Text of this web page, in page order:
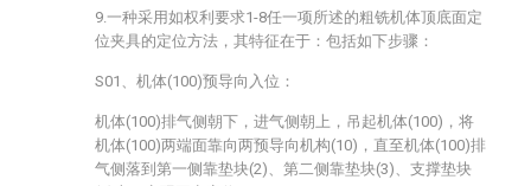
9.一种采用如权利要求1-8任一项所述的粗铣机体顶底面定
位夹具的定位方法，其特征在于：包括如下步骤：
S01、机体(100)预导向入位：
机体(100)排气侧朝下，进气侧朝上，吊起机体(100)，将
机体(100)两端面靠向两预导向机构(10)，直至机体(100)排
气侧落到第一侧靠垫块(2)、第二侧靠垫块(3)、支撑垫块